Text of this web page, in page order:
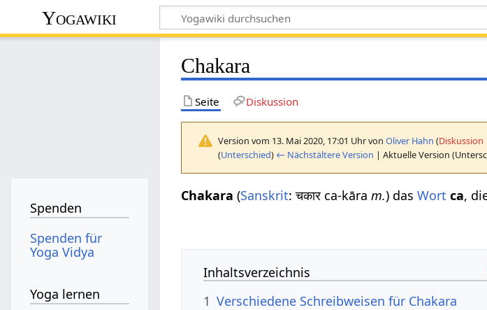
Yogawiki
Chakara
Seite Diskussion
Version vom 13. Mai 2020, 17:01 Uhr vonOliver Hahn (Diskussion
(Unterschied) ← Nächstältere Version | Aktuelle Version
Chakara (Sanskrit: चकार ca-kāram.) dasWort ca,
Inhaltsverzeichnis
1 Verschiedene Schreibweisen für Chakara
Spenden
Spenden für
Yoga Vidya
Yoga lernen